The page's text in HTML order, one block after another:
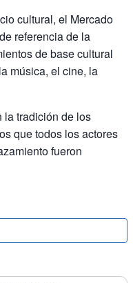
cultural, el Mercado
referencia de la
de base cultural
música, el cine, la
la tradición de los
que todos los actores
fueron